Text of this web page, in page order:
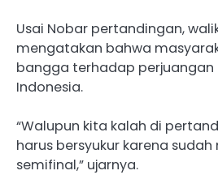
Usai Nobar pertandingan,
mengatakan bahwa
bangga terhadap perjuangan
Indonesia.
“Walupun kita kalah di
harus bersyukur karena
semifinal,” ujarnya.